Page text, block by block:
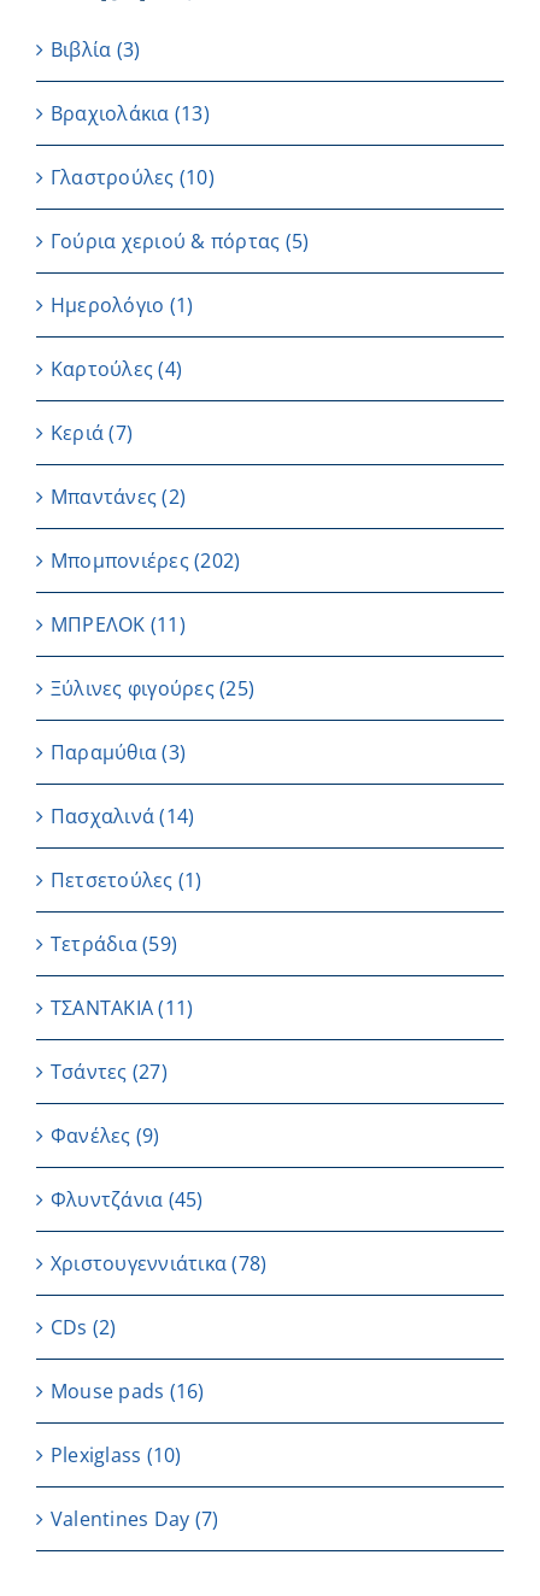
Βιβλία (3)
Βραχιολάκια (13)
Γλαστρούλες (10)
Γούρια χεριού & πόρτας (5)
Ημερολόγιο (1)
Καρτούλες (4)
Κεριά (7)
Μπαντάνες (2)
Μπομπονιέρες(202)
ΜΠΡΕΛΟΚ (11)
Ξύλινες φιγούρες(25)
Παραμύθια (3)
Πασχαλινά (14)
Πετσετούλες (1)
Τετράδια(59)
ΤΣΑΝΤΑΚΙΑ (11)
Τσάντες (27)
Φανέλες (9)
Φλυντζάνια (45)
Χριστουγεννιάτικα(78)
CDs (2)
Μouse pads (16)
Plexiglass (10)
Valentines Day (7)